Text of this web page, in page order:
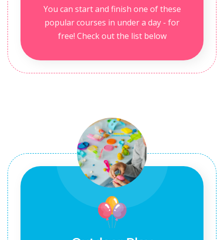
You can start and finish one of these
popular courses in under a day - for
free! Check out the list below